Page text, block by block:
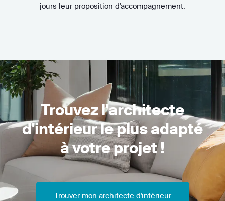
jours leur proposition d'accompagnement.
Trouvez l'architecte
d'intérieur le plus adapté
à votre projet !
Trouver mon architecte d'intérieur